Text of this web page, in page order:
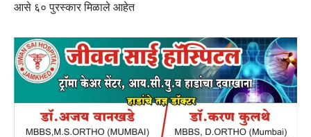
आसे ६० पुरस्कार मिळाले आहेत